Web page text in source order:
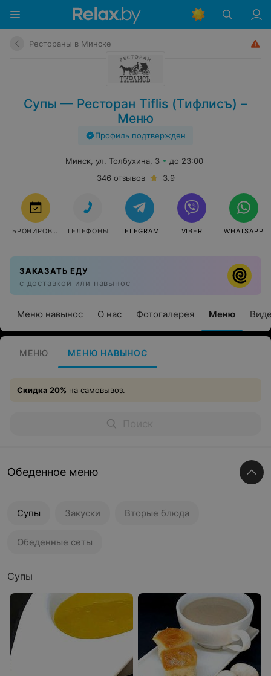
Рестораны в Минске
Супы — Ресторан Tiflis (Тифлисъ) –
Меню
Профиль подтвержден
Меню навынос О нас Фотогалерея Меню
Минск, ул. Толбухина, 3
до 23:00
346 отзывов
3.9
БРОНИРОВАТЬ ТЕЛЕФОНЫ TELEGRAM VIBER WHATSAPP
ЗАКАЗАТЬ ЕДУ
с доставкой или навынос
МЕНЮ МЕНЮ НАВЫНОС
Скидка 20% на самовывоз.
Обеденное меню
Супы Закуски Вторые блюда
Обеденные сеты
Супы